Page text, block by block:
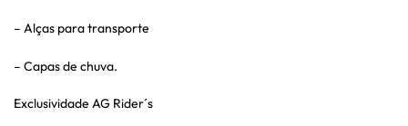
– Alças para transporte
– Capas de chuva.
Exclusividade AG Rider´s